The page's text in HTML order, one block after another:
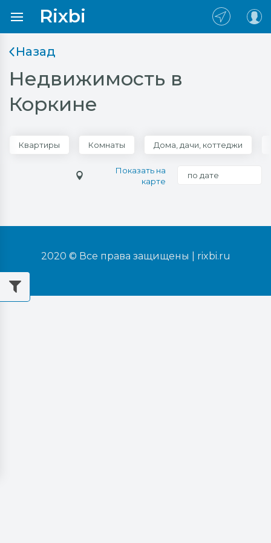
Rixbi
Назад
Недвижимость в
Коркине
Квартиры Комнаты Дома, дачи, коттеджи
Показать на
карте
по дате
2020 © Все права защищены | rixbi.ru